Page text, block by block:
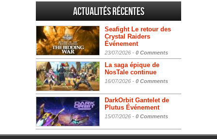
Actualités Récentes
Seafight Le retour des
Crystal Raiders
Événement
23/07/2026 - 0 Comments
La saga épique de
NosTale continue
16/07/2026 - 0 Comments
DarkOrbit Gantelet de
Plutus Événement
15/07/2026 - 0 Comments